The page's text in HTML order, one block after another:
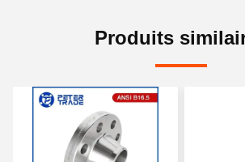
Produits